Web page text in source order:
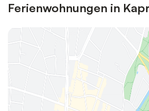
Ferienwohnungen in